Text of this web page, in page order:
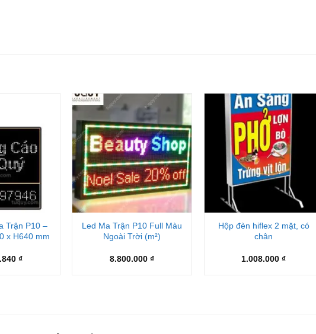
Trận P10 –
x H640 mm
₫
+
Led Ma Trận P10 Full Màu
Ngoài Trời (m²)
8.800.000₫
+
Hộp đèn hiflex 2 mặt, có
chân
1.008.000₫